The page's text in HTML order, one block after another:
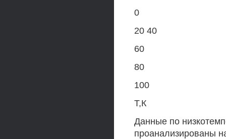
0
20 40
60
80
100
Т,К
Данные по
проанализированы